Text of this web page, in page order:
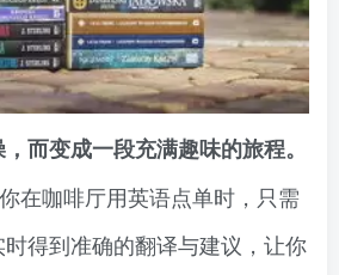
而变成一段充满趣味的旅程。
在咖啡厅用英语点单时，只需
得到准确的翻译与建议，让你